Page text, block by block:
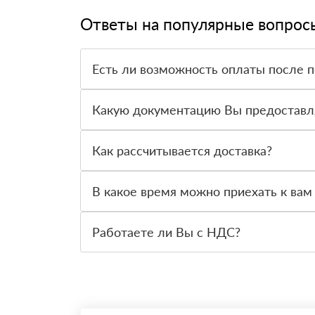
Ответы на популярные
Есть ли возможность оплаты после
вправе от него отказаться.
Какую документацию Вы
Как рассчитывается доставка?
стоимости и сроков доставки, которые
В какое время можно приехать к вам
Работаете ли Вы с НДС?